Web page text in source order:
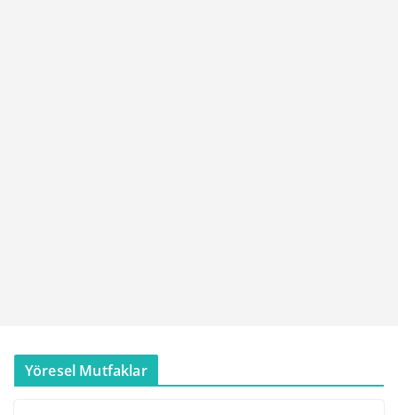
Yöresel Mutfaklar